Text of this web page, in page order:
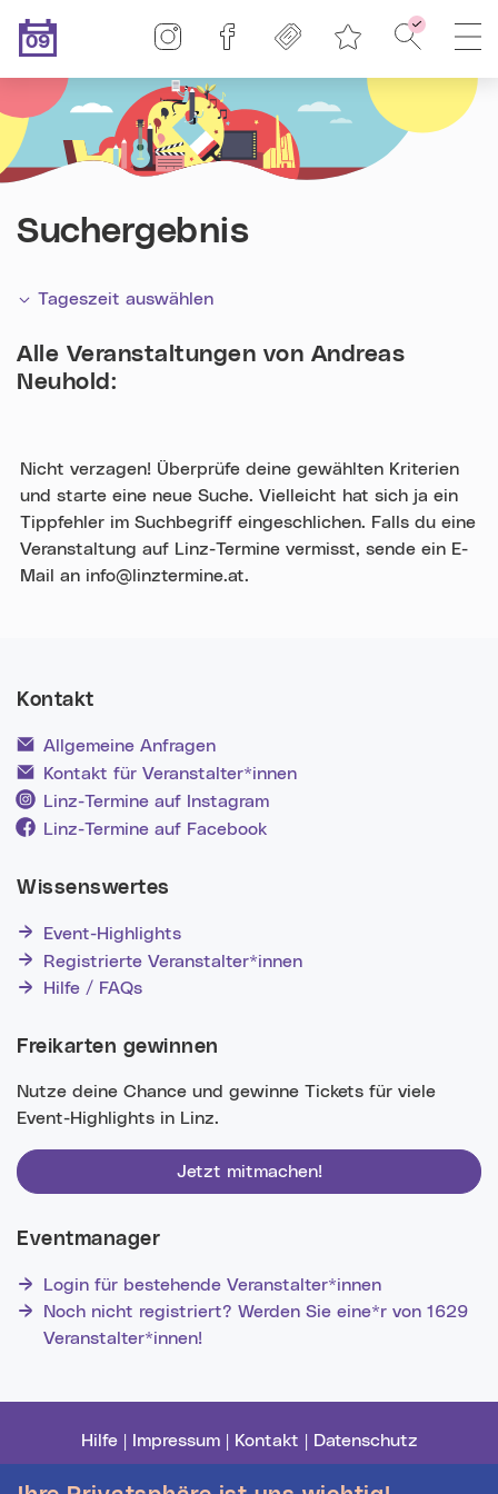
Heute ist der
09
Suche -
Freikarten
Linz-Termine auf Facebook
Linz-Termine auf Instagram
Suchergebnis
Tageszeit auswählen
Alle Veranstaltungen von Andreas
Neuhold :
Nicht verzagen! Überprüfe deine gewählten Kriterien
und starte eine neue Suche. Vielleicht hat sich ja ein
Tippfehler im Suchbegriff eingeschlichen. Falls du eine
Veranstaltung auf Linz-Termine vermisst, sende ein E-
Mail an info@linztermine.at.
Kontakt
Allgemeine Anfragen
Kontakt für Veranstalter*innen
Linz-Termine auf Instagram
Linz-Termine auf Facebook
Wissenswertes
Event-Highlights
Registrierte Veranstalter*innen
Hilfe / FAQs
Freikarten gewinnen
Nutze deine Chance und gewinne Tickets für viele
Event-Highlights in Linz.
Jetzt mitmachen!
Eventmanager
Login für bestehende Veranstalter*innen
Noch nicht registriert? Werden Sie eine*r von 1629
Veranstalter*innen!
Hilfe Impressum Kontakt Datenschutz